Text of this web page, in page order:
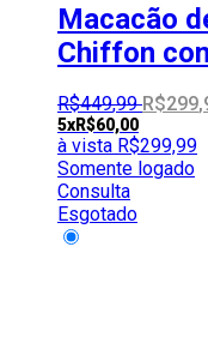
Macacão
Chiffon
R$449,99 R$299,
5xR$60,00
à vista R$299,99
Somente logado
Consulta
Esgotado